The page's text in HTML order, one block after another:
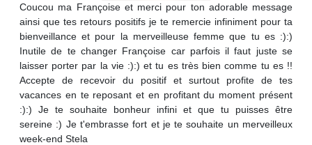
Coucou ma Françoise et merci pour ton adorable message
ainsi que tes retours positifs je te remercie infiniment pour ta
bienveillance et pour la merveilleuse femme que tu es :):)
Inutile de te changer Françoise car parfois il faut juste se
laisser porter par la vie :):) et tu es très bien comme tu es !!
Accepte de recevoir du positif et surtout profite de tes
vacances en te reposant et en profitant du moment présent
:):) Je te souhaite bonheur infini et que tu puisses être
sereine :) Je t'embrasse fort et je te souhaite un merveilleux
week-end Stela